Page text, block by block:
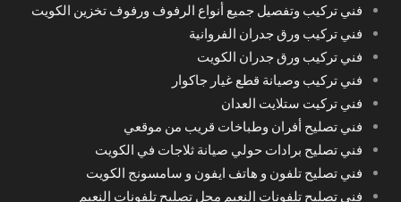
فني تركيب وتفصيل جميع أنواع الرفوف ورفوف تخزين الكويت
فني تركيب ورق جدران الفروانية
فني تركيب ورق جدران الكويت
فني تركيب وصيانة قطع غيار جاكوار
فني تركيت ستلايت العدان
فني تصليح أفران وطباخات قريب من موقعي
فني تصليح برادات حولي صيانة ثلاجات في الكويت
فني تصليح تلفون و هاتف ايفون و سامسونج الكويت
فني تصليح تلفونات النعيم محل تصليح تلفونات النعيم